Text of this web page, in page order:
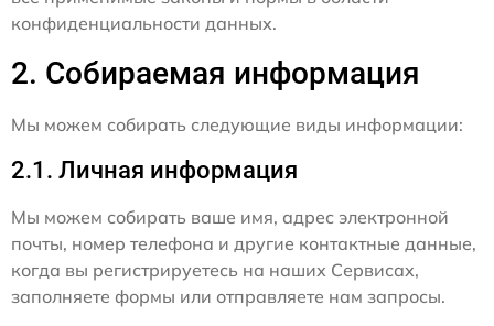
конфиденциальности данных.
2. Собираемая информация
Мы можем собирать следующие виды информации:
2.1. Личная информация
Мы можем собирать ваше имя, адрес электронной
почты, номер телефона и другие контактные данные,
когда вы регистрируетесь на наших Сервисах,
заполняете формы или отправляете нам запросы.